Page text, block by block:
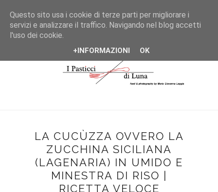
LA CUCÙZZA OVVERO LA
ZUCCHINA SICILIANA
(LAGENARIA) IN UMIDO E
MINESTRA DI RISO |
RICETTA VELOCE
Questo sito usa i cookie di terze parti per migliorare i
servizi e analizzare il traffico. Navigando nel blog accetti
l'uso dei cookie.
+INFORMAZIONI OK